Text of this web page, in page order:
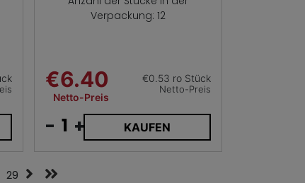
Verpackung: 12
€6.40
Netto-Preis
€0.53 ro Stück
Netto-Preis
- + KAUFEN
29